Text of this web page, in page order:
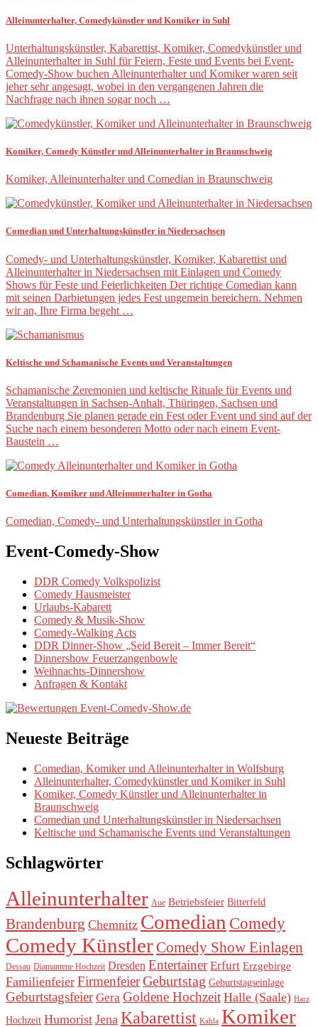
Alleinunterhalter, Comedykünstler und Komiker in Suhl
Unterhaltungskünstler, Kabarettist, Komiker, Comedykünstler und
Alleinunterhalter in Suhl für Feiern, Feste und Events bei Event-
Comedy-Show buchen Alleinunterhalter und Komiker waren seit
jeher sehr angesagt, wobei in den vergangenen Jahren die
Nachfrage nach ihnen sogar noch …
Komiker, Comedy Künstler und Alleinunterhalter in Braunschweig
Komiker, Alleinunterhalter und Comedian in Braunschweig
Comedian und Unterhaltungskünstler in Niedersachsen
Comedy- und Unterhaltungskünstler, Komiker, Kabarettist und
Alleinunterhalter in Niedersachsen mit Einlagen und Comedy
Shows für Feste und Feierlichkeiten Der richtige Comedian kann
mit seinen Darbietungen jedes Fest ungemein bereichern. Nehmen
wir an, Ihre Firma begeht …
Keltische und Schamanische Events und Veranstaltungen
Schamanische Zeremonien und keltische Rituale für Events und
Veranstaltungen in Sachsen-Anhalt, Thüringen, Sachsen und
Brandenburg Sie planen gerade ein Fest oder Event und sind auf der
Suche nach einem besonderen Motto oder nach einem Event-
Baustein …
Comedian, Komiker und Alleinunterhalter in Gotha
Comedian, Comedy- und Unterhaltungskünstler in Gotha
Event-Comedy-Show
DDR Comedy Volkspolizist
Comedy Hausmeister
Urlaubs-Kabarett
Comedy & Musik-Show
Comedy-Walking Acts
DDR Dinner-Show „Seid Bereit – Immer Bereit“
Dinnershow Feuerzangenbowle
Weihnachts-Dinnershow
Anfragen & Kontakt
Neueste Beiträge
Comedian, Komiker und Alleinunterhalter in Wolfsburg
Alleinunterhalter, Comedykünstler und Komiker in Suhl
Komiker, Comedy Künstler und Alleinunterhalter in
Braunschweig
Comedian und Unterhaltungskünstler in Niedersachsen
Keltische und Schamanische Events und Veranstaltungen
Schlagwörter
Alleinunterhalter Aue Betriebsfeier Bitterfeld
Brandenburg Chemnitz Comedian Comedy
Comedy Künstler Comedy Show Einlagen
Dessau Diamantene Hochzeit Dresden Entertainer Erfurt Erzgebirge
Familienfeier FirmenfeierGeburtstag Geburtstagseinlage
Geburtstagsfeier Gera Goldene Hochzeit Halle (Saale) Harz
Hochzeit Humorist Jena Kabarettist Kahla Komiker